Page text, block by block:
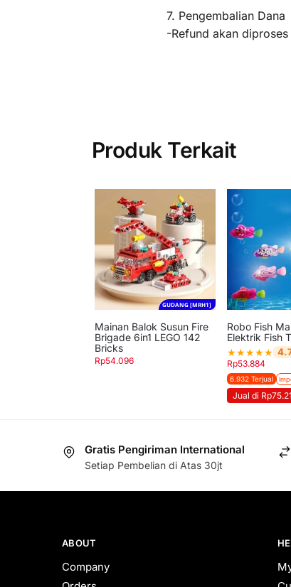
7. Pengembalian Dana
-Refund akan
Produk Terkait
GUDANG [MRH1]
Mainan Balok Susun Fire
Brigade 6in1 LEGO 142
Bricks
Rp54.096
Robo Fish
Elektrik Fish
★★★★★
Rp53.884
6.932 Terjual
Jual di
Gratis Pengiriman International
Setiap Pembelian di Atas 30jt
ABOUT
Company